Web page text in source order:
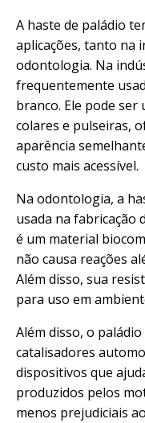
A haste de paládio
aplicações, tanto na
odontologia. Na
frequentemente
branco. Ele pode
colares e pulseiras,
aparência
custo mais acessível.
Na odontologia, a
usada na fabricação
é um material
não causa reações
Além disso, sua
para uso em
Além disso, o
catalisadores
dispositivos que
produzidos pelos
menos prejudiciais